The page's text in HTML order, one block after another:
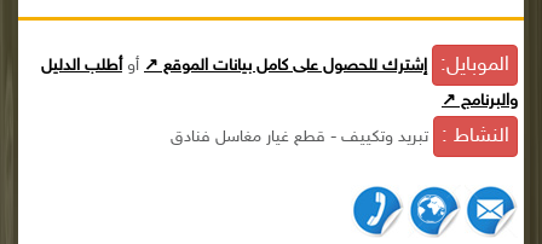
الموبايل: إشترك للحصول على كامل بيانات الموقع ↗ أوأطلب الدليل
والبرنامج ↗
النشاط : تبريد وتكييف - قطع غيار مغاسل فنادق